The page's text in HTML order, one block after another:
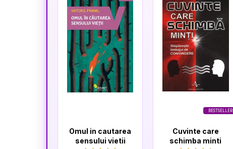
Omul in cautarea
sensului vietii
BESTSELLER
Cuvinte care
schimba minti